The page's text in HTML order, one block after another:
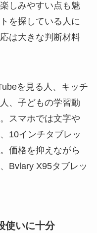
しみやすい点も魅
を探している人に
は大きな判断材料
を見る人、キッチ
、子どもの学習動
スマホでは文字や
10インチタブレッ
価格を抑えながら
Bvlary X95タブレッ
使いに十分